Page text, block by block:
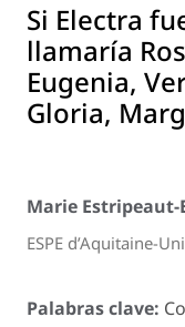
Si Electra
llamaría
Eugenia,
Gloria,
Marie
ESPE d’Aquitaine-
Palabras clave: